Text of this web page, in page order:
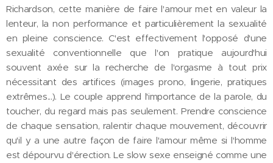
Richardson, cette manière de faire l'amour met en valeur la
lenteur, la non performance et particulièrement la sexualité
en pleine conscience. C'est effectivement l'opposé d'une
sexualité conventionnelle que l'on pratique aujourd'hui
souvent axée sur la recherche de l'orgasme à tout prix
nécessitant des artifices (images prono, lingerie, pratiques
extrêmes...). Le couple apprend l'importance de la parole, du
toucher, du regard mais pas seulement. Prendre conscience
de chaque sensation, ralentir chaque mouvement, découvrir
qu'il y a une autre façon de faire l'amour même si l'homme
est dépourvu d'érection. Le slow sexe enseigné comme une